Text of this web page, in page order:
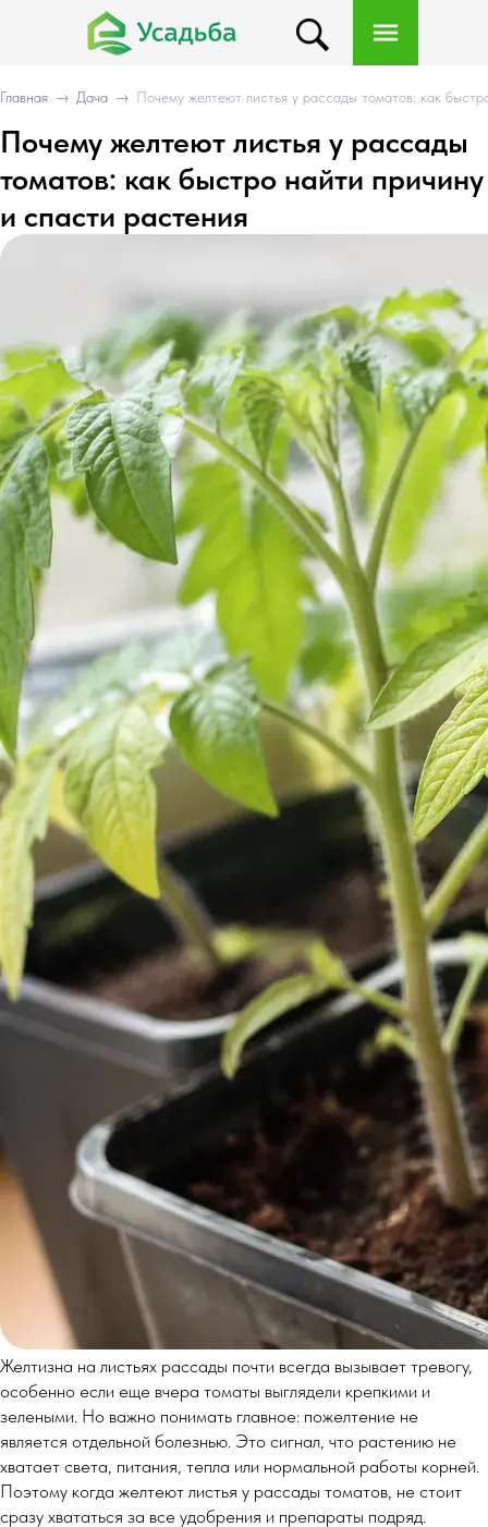
Главная → Дача → Почему желтеют листья у рассады томатов: как
Почему желтеют листья у рассады
томатов: как быстро найти причину
и спасти растения
Желтизна на листьях рассады почти всегда вызывает тревогу,
особенно если еще вчера томаты выглядели крепкими и
зелеными. Но важно понимать главное: пожелтение не
является отдельной болезнью. Это сигнал, что растению не
хватает света, питания, тепла или нормальной работы корней.
Поэтому когда желтеют листья у рассады томатов, не стоит
сразу хвататься за все удобрения и препараты подряд.